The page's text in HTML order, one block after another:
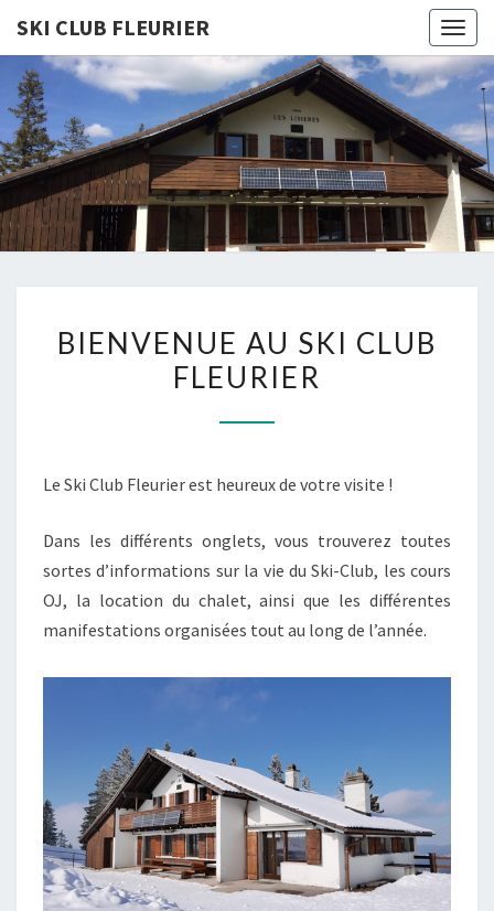
SKI CLUB FLEURIER
SKI CLUB
AU
SKI
BIENVENUE AU SKI CLUB
FLEURIER
Le Ski Club Fleurier est heureux de votre visite !
Dans les différents onglets, vous trouverez toutes
sortes d’informations sur la vie du Ski-Club, les cours
OJ, la location du chalet, ainsi que les différentes
manifestations organisées tout au long de l’année.